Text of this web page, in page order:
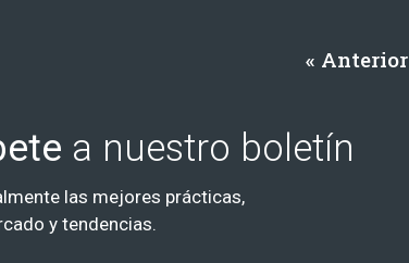
« Anterior
a nuestro boletín
las mejores prácticas,
y tendencias.